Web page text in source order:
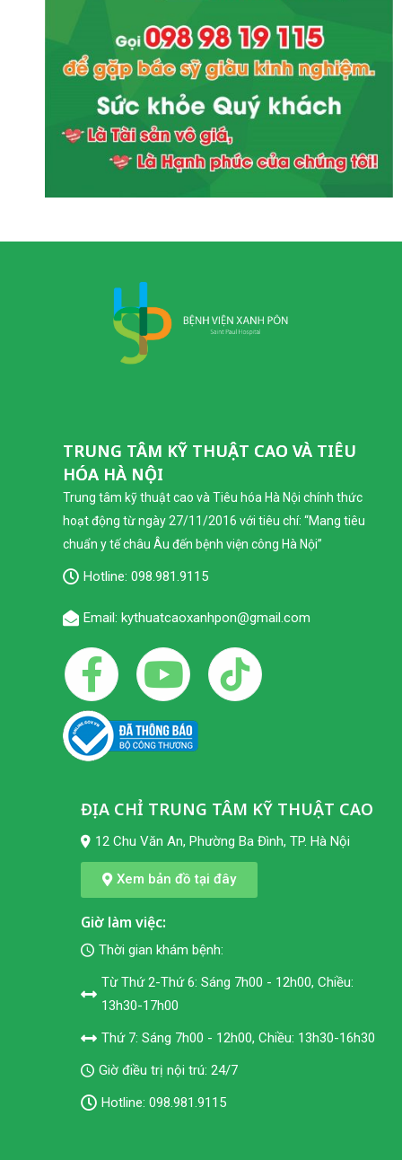
TRUNG TÂM KỸ THUẬT CAO VÀ TIÊU
HÓA HÀ NỘI
Trung tâm kỹ thuật cao và Tiêu hóa Hà Nội chính thức
hoạt động từ ngày 27/11/2016 với tiêu chí: “Mang tiêu
chuẩn y tế châu Âu đến bệnh viện công Hà Nội”
Hotline: 098.981.9115
Email: kythuatcaoxanhpon@gmail.com
ĐỊA CHỈ TRUNG TÂM KỸ THUẬT CAO
12 Chu Văn An, Phường Ba Đình, TP. Hà Nội
Xem bản đồ tại đây
Giờ làm việc:
Thời gian khám bệnh:
Từ Thứ 2-Thứ 6: Sáng 7h00 - 12h00, Chiều:
13h30-17h00
Thứ 7: Sáng 7h00 - 12h00, Chiều: 13h30-16h30
Giờ điều trị nội trú: 24/7
Hotline: 098.981.9115